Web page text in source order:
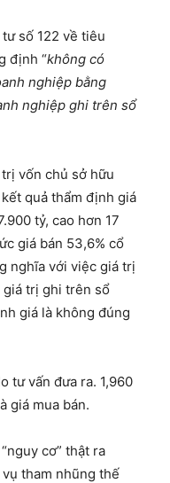
số 122 về tiêu
định “không có
nghiệp bằng
nghiệp ghi trên sổ
vốn chủ sở hữu
quả thẩm định giá
tỷ, cao hơn 17
giá bán 53,6% cổ
nghĩa với việc giá trị
giá trị ghi trên sổ
giá là không đúng
tư vấn đưa ra. 1,960
giá mua bán.
cơ” thật ra
tham nhũng thế